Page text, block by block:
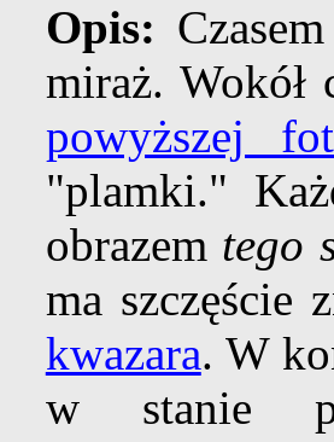
Opis:
miraż. Wokół
powyższej
"plamki."
obrazem tego
ma szczęście
kwazara. W
w stanie